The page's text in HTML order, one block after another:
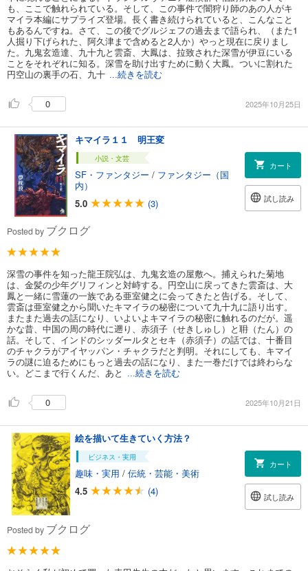
も、ここで触れられている。そして、この事件で闇狩り師のあの人がキ
マイラ本編にサプライズ登場。長く書き続けられていると、こんなこと
もあるんですね。さて、この後でグルジェフの過去まで語られ、（また1
人掘り下げられた、阿久津まで含めると2人か）やっと現在に戻りまし
た。九鬼玄造達、九十九と雲斎、大鳳は、拉致された深雪が伊豆にいる
ことをそれぞれに知る。深雪を助け出すために動く大鳳。ついに割れた
円空山の裏手の石、九十
...続きを読む
0 2025年10月25日
キマイラ１１ 明王変
小説・文芸
SF・ファンタジー / ファンタジー（国
内）
5.0
(3)
カート
試し読み
Posted by ブクログ
深雪の事件を知った龍王院弘は、九鬼玄造の屋敷へ。捕えられた菊地
は、金髪の少年グリフィンと対峙する。円空山に戻ってきた雲斎は、大
鳳と一緒に雪蓮の一族である亜室健之に会ってきたと告げる。そして、
雲斎は亜室健之から聞いたキマイラの秘密について九十九に語り出す。
またまた過去の話になり、いよいよキマイラの秘密に触れるのだが。遥
かな昔、中国の周の時代に遡り、赤須子（せきしゅし）と耼（たん）の
話。そして、インドのシッダールタとセキ（赤須子）の話では、十番目
のチャクラがアイヤッパン・チャクラだと判明。それにしても、キマイ
ラの謎に迫るためにもっと過去の話になり、また一巻だけでは終わらな
い。どこまで行くんだ、あと
...続きを読む
0 2025年10月21日
絵を描いて生きていく方法？
ビジネス・実用
趣味・実用 / 伝統・芸能・美術
4.5
(4)
カート
試し読み
Posted by ブクログ